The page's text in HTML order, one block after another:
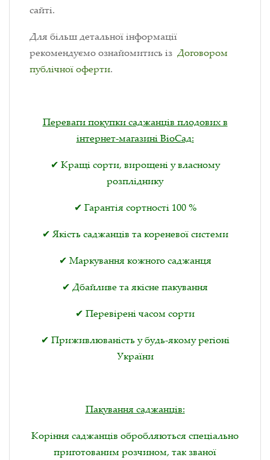
сайті.
Для більш детальної інформації
рекомендуємо ознайомитись із Договором
публічної оферти.
Переваги покупки саджанців плодових в
інтернет-магазині ВіоСад:
✔ Кращі сорти, вирощені у власному
розпліднику
✔ Гарантія сортності 100 %
✔ Якість саджанців та кореневої системи
✔ Маркування кожного саджанця
✔ Дбайливе та якісне пакування
✔ Перевірені часом сорти
✔ Приживлюваність у будь-якому регіоні
України
Пакування саджанців:
Коріння саджанців обробляються спеціально
приготованим розчином, так званої